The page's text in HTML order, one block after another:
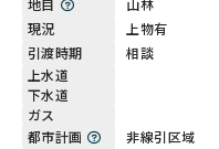
地目
山林
現況
上物有
引渡時期
相談
上水道
下水道
ガス
都市計画
非線引区域